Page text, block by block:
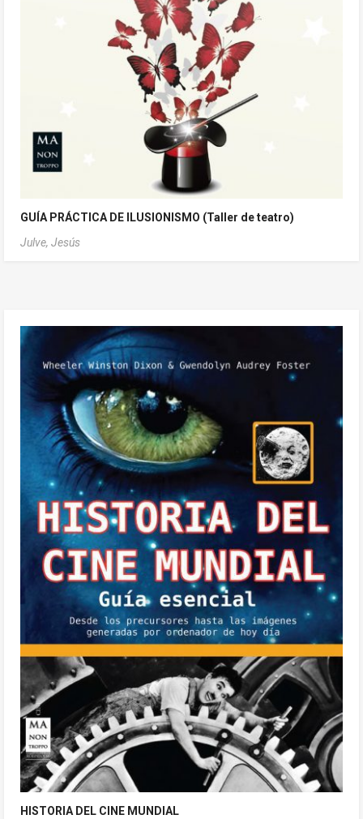
GUÍA PRÁCTICA DE ILUSIONISMO (Taller de teatro)
Julve, Jesús
HISTORIA DEL CINE MUNDIAL